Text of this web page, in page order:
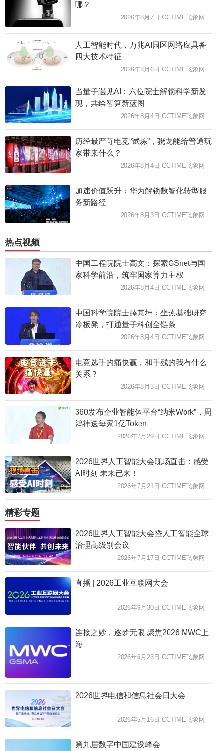
哪？
2026年8月7日 CCTIME飞象网
人工智能时代，万兆AI园区网络应具备
四大技术特征
2026年8月6日 CCTIME飞象网
当量子遇见AI：六位院士解锁科学新发
现，共绘智算新蓝图
2026年8月4日 CCTIME飞象网
历经最严苛电竞“试炼”，骁龙能给普通玩
家带来什么？
2026年8月4日 CCTIME飞象网
加速价值跃升：华为解锁数智化转型服
务新路径
2026年8月3日 CCTIME飞象网
热点视频
中国工程院院士高文：探索GSnet与国
家科学前沿，筑牢国家算力主权
2026年8月4日 CCTIME飞象网
中国科学院院士薛其坤：坐热基础研究
冷板凳，打通量子科创全链条
2026年8月4日 CCTIME飞象网
电竞选手的痛快赢，和手残的我有什么
关系？
2026年8月3日 CCTIME飞象网
360发布企业智能体平台“纳米Work”，周
鸿祎送每家1亿Token
2026年7月29日 CCTIME飞象网
2026世界人工智能大会现场直击：感受
AI时刻 未来已来！
2026年7月21日 CCTIME飞象网
精彩专题
2026世界人工智能大会暨人工智能全球
治理高级别会议
2026年7月17日 CCTIME飞象网
直播 | 2026工业互联网大会
2026年6月30日 CCTIME飞象网
连接之妙，逐梦无限 聚焦2026 MWC上
海
2026年6月23日 CCTIME飞象网
2026世界电信和信息社会日大会
2026年5月16日 CCTIME飞象网
第九届数字中国建设峰会